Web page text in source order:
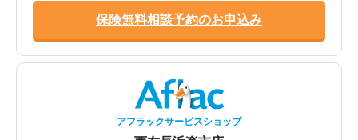
保険無料相談予約のお申込み
アフラックサービスショップ